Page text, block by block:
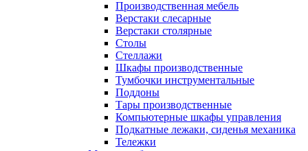
Производственная мебель
Верстаки слесарные
Верстаки столярные
Столы
Стеллажи
Шкафы производственные
Тумбочки инструментальные
Поддоны
Тары производственные
Компьютерные шкафы управления
Подкатные лежаки, сиденья механика
Тележки